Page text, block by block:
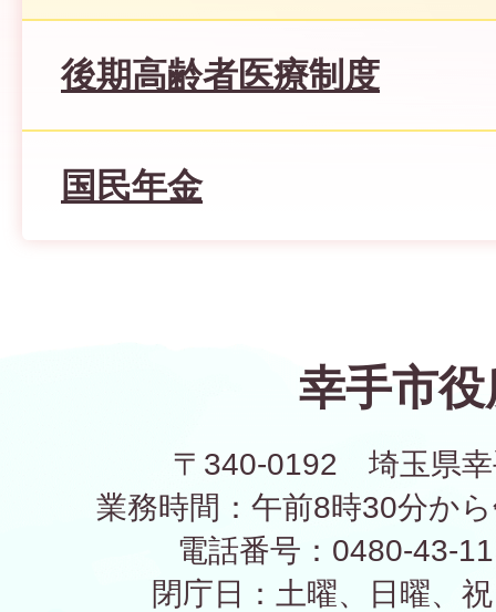
後期高齢者医療制度
国民年金
幸手市役
〒340-0192 埼玉県幸
業務時間：午前8時30分か
電話番号：0480-43-
閉庁日：土曜、日曜、